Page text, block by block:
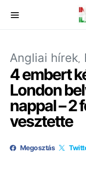
Angliai hírek
4 embert
London
nappal – 2
vesztette
Megosztás